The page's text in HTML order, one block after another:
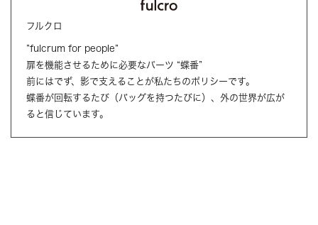
フルクロ
”fulcrum for people”
扉を機能させるために必要なパーツ “蝶番”
前にはでず、影で支えることが私たちのポリシーです。
蝶番が回転するたび（バッグを持つたびに）、外の世界が広が
ると信じています。